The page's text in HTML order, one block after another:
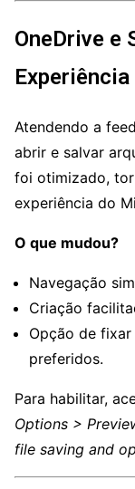
OneDrive e
Atendendo a
abrir e salvar
foi otimizado,
experiência do
O que mudou?
Navegação
Criação
Opção de
preferidos.
Para habilitar,
Options >
file saving and